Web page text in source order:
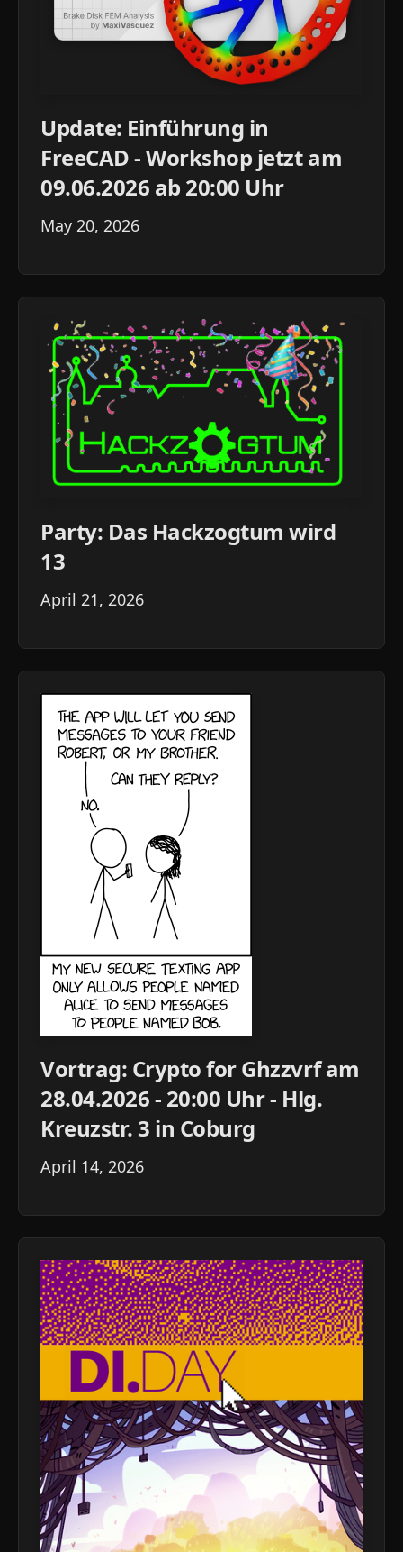
Update: Einführung in
FreeCAD - Workshop jetzt am
09.06.2026 ab 20:00 Uhr
May 20, 2026
Party: Das Hackzogtum wird
13
April 21, 2026
Vortrag: Crypto for Ghzzvrf am
28.04.2026 - 20:00 Uhr - Hlg.
Kreuzstr. 3 in Coburg
April 14, 2026